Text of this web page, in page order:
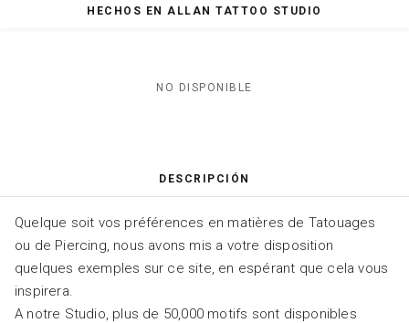
HECHOS EN ALLAN TATTOO STUDIO
NO DISPONIBLE
DESCRIPCIÓN
Quelque soit vos préférences en matières de Tatouages
ou de Piercing, nous avons mis a votre disposition
quelques exemples sur ce site, en espérant que cela vous
inspirera.
A notre Studio, plus de 50,000 motifs sont disponibles